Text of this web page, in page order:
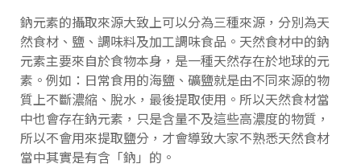
鈉元素的攝取來源大致上可以分為三種來源，分別為天
然食材、鹽、調味料及加工調味食品。天然食材中的鈉
元素主要來自於食物本身，是一種天然存在於地球的元
素。例如：日常食用的海鹽、礦鹽就是由不同來源的物
質上不斷濃縮、脫水，最後提取使用。所以天然食材當
中也會存在鈉元素，只是含量不及這些高濃度的物質，
所以不會用來提取鹽分，才會導致大家不熟悉天然食材
當中其實是有含「鈉」的。